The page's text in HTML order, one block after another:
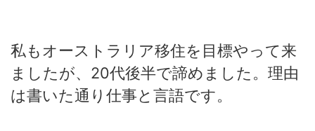
私もオーストラリア移住を目標やって来
ましたが、20代後半で諦めました。理由
は書いた通り仕事と言語です。